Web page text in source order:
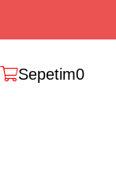
Sepetim0